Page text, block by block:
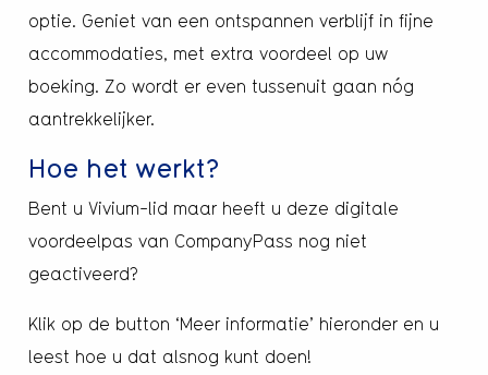
optie. Geniet van een ontspannen verblijf in fijne
accommodaties, met extra voordeel op uw
boeking. Zo wordt er even tussenuit gaan nóg
aantrekkelijker.
Hoe het werkt?
Bent u Vivium-lid maar heeft u deze digitale
voordeelpas van CompanyPass nog niet
geactiveerd?
Klik op de button ‘Meer informatie’ hieronder en u
leest hoe u dat alsnog kunt doen!